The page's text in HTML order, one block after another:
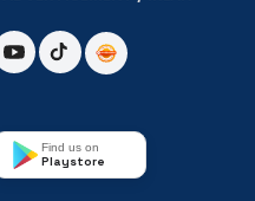
Find us on
Playstore